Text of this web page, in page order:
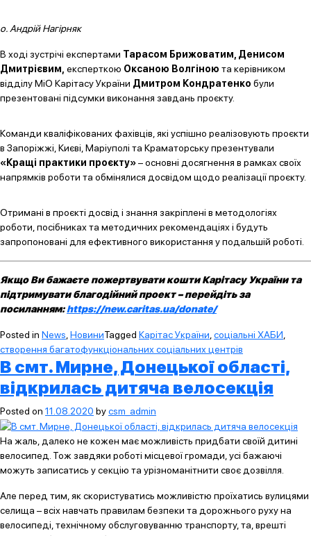
о. Андрій Нагірняк
В ході зустрічі експертами Тарасом Брижоватим, Денисом
Дмитрієвим, експерткою Оксаною Волгіною та керівником
відділу МіО Карітасу України Дмитром Кондратенко були
презентовані підсумки виконання завдань проєкту.
Команди кваліфікованих фахівців, які успішно реалізовують проєкти
в Запоріжжі, Києві, Маріуполі та Краматорську презентували
«Кращі практики проєкту»– основні досягнення в рамках своїх
напрямків роботи та обмінялися досвідом щодо реалізації проєкту.
Отримані в проєкті досвід і знання закріплені в методологіях
роботи, посібниках та методичних рекомендаціях і будуть
запропоновані для ефективного використання у подальшій роботі.
Якщо Ви бажаєте пожертвувати кошти Карітасу України та
підтримувати благодійний проект – перейдіть за
посиланням:https://new.caritas.ua/donate/
Posted in News НовиниTagged Карітас України соціальні ХАБИ
створення багатофункціональних соціальних центрів
В смт. Мирне, Донецької області,
відкрилась дитяча велосекція
Posted on 11.08.2020 bycsm_admin
На жаль, далеко не кожен має можливість придбати своїй дитині
велосипед. Тож завдяки роботі місцевої громади, усі бажаючі
можуть записатись у секцію та урізноманітнити своє дозвілля.
Але перед тим, як скористуватись можливістю проїхатись вулицями
селища – всіх навчать правилам безпеки та дорожнього руху на
велосипеді, технічному обслуговуванню транспорту, та, врешті